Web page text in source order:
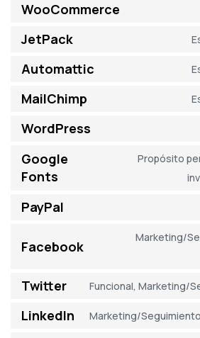
WooCommerce
JetPack
Automattic
MailChimp
WordPress
Google
Fonts
Propósito
PayPal
Facebook
Marketing/
Twitter Funcional, Marketing/
LinkedIn Marketing/